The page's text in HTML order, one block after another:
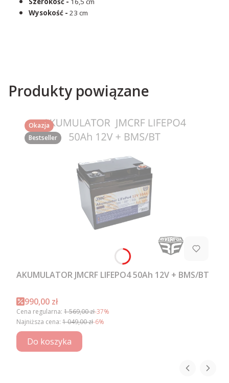
Wysokość - 23 cm
Produkty powiązane
Okazja
Bestseller
AKUMULATOR JMCRF LIFEPO4 50Ah 12V + BMS/BT
Cena promocyjna
990,00 zł
Cena regularna: 1 569,00 zł-37%
Najniższa cena: 1 049,00 zł-6%
Do koszyka